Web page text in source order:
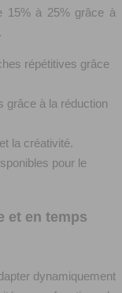
15% à 25% grâce à
répétitives grâce
grâce à la réduction
la créativité.
pour le
et en temps
dynamiquement